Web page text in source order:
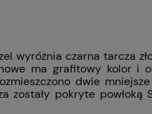
wyróżnia czarna tarcza
ma grafitowy kolor i
dwie
pokryte